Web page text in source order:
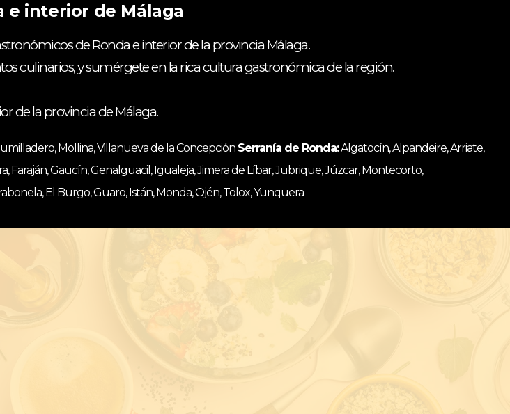
e interior de Málaga
de Ronda e interior de la provincia Málaga.
culinarios, y sumérgete en la rica cultura gastronómica de la región.
de la provincia de Málaga.
Mollina, Villanueva de la Concepción Serranía de Ronda:Algatocín, Alpandeire, Arriate,
Faraján, Gaucín, Genalguacil, Igualeja, Jimera de Líbar, Jubrique, Júzcar, Montecorto,
El Burgo, Guaro, Istán, Monda, Ojén, Tolox, Yunquera